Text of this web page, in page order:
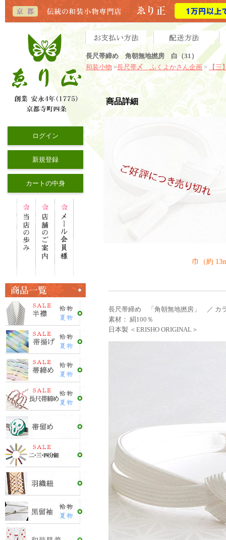
長尺帯締め 角朝無地撚房 白（31）
和装小物 >長尺帯〆 ふくよかさん企画> 【三
ログイン
新規登録
カートの中身
商品詳細
巾（約
長尺帯締め 「角朝無地撚房」 ／ カ
素材： 絹100％
日本製 ＜ERISHO ORIGINAL＞